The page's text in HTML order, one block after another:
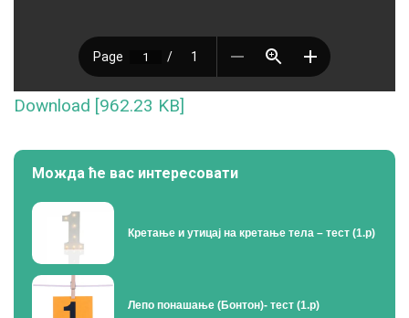
Download [962.23 KB]
Можда ће вас интересовати
Кретање и утицај на кретање тела – тест (1.р)
Лепо понашање (Бонтон)- тест (1.р)